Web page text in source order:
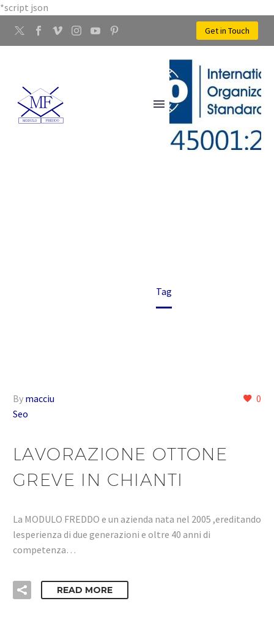
*script json
Get in Touch
Tag
0
By macciu
Seo
LAVORAZIONE OTTONE
GREVE IN CHIANTI
La MODULO FREDDO e un azienda nata nel 2005 ,ereditando
lesperienza di due generazioni e oltre 40 anni di
competenza…
READ MORE